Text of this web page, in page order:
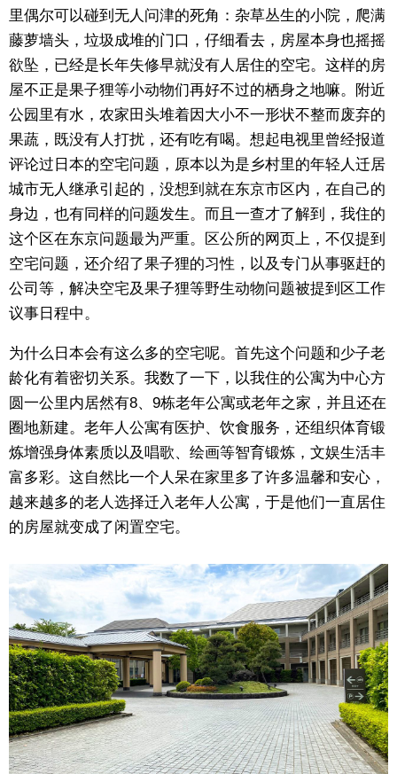
里偶尔可以碰到无人问津的死角：杂草丛生的小院，爬满
藤萝墙头，垃圾成堆的门口，仔细看去，房屋本身也摇摇
欲坠，已经是长年失修早就没有人居住的空宅。这样的房
屋不正是果子狸等小动物们再好不过的栖身之地嘛。附近
公园里有水，农家田头堆着因大小不一形状不整而废弃的
果蔬，既没有人打扰，还有吃有喝。想起电视里曾经报道
评论过日本的空宅问题，原本以为是乡村里的年轻人迁居
城市无人继承引起的，没想到就在东京市区内，在自己的
身边，也有同样的问题发生。而且一查才了解到，我住的
这个区在东京问题最为严重。区公所的网页上，不仅提到
空宅问题，还介绍了果子狸的习性，以及专门从事驱赶的
公司等，解决空宅及果子狸等野生动物问题被提到区工作
议事日程中。
为什么日本会有这么多的空宅呢。首先这个问题和少子老
龄化有着密切关系。我数了一下，以我住的公寓为中心方
圆一公里内居然有8、9栋老年公寓或老年之家，并且还在
圈地新建。老年人公寓有医护、饮食服务，还组织体育锻
炼增强身体素质以及唱歌、绘画等智育锻炼，文娱生活丰
富多彩。这自然比一个人呆在家里多了许多温馨和安心，
越来越多的老人选择迁入老年人公寓，于是他们一直居住
的房屋就变成了闲置空宅。